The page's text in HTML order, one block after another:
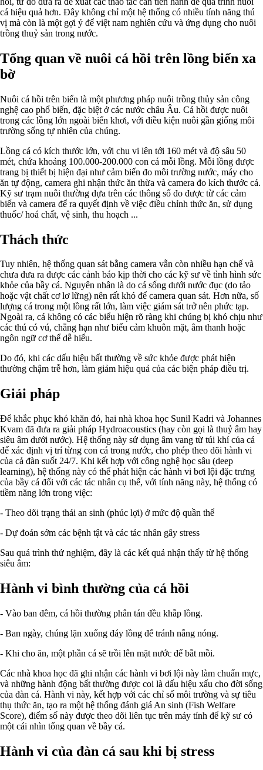
cá hiệu quả hơn. Đây không chỉ một hệ thống có nhiều tính năng thú
vị mà còn là một gợi ý để việt nam nghiên cứu và ứng dụng cho nuôi
trồng thuỷ sản trong nước.
Tổng quan về nuôi cá hồi trên lồng biển xa
bờ
Nuôi cá hồi trên biển là một phương pháp nuôi trồng thủy sản công
nghệ cao phổ biến, đặc biệt ở các nước châu Âu. Cá hồi được nuôi
trong các lồng lớn ngoài biển khơi, với điều kiện nuôi gần giống môi
trường sống tự nhiên của chúng.
Lồng cá có kích thước lớn, với chu vi lên tới 160 mét và độ sâu 50
mét, chứa khoảng 100.000-200.000 con cá mỗi lồng. Mỗi lồng được
trang bị thiết bị hiện đại như cảm biến đo môi trường nước, máy cho
ăn tự động, camera ghi nhận thức ăn thừa và camera đo kích thước cá.
Kỹ sư trạm nuôi thường dựa trên các thông số đo được từ các cảm
biến và camera để ra quyết định về việc điều chỉnh thức ăn, sử dụng
thuốc/ hoá chất, vệ sinh, thu hoạch ...
Thách thức
Tuy nhiên, hệ thống quan sát bằng camera vẫn còn nhiều hạn chế và
chưa đưa ra được các cảnh báo kịp thời cho các kỹ sư về tình hình sức
khỏe của bầy cá. Nguyên nhân là do cá sống dưới nước đục (do tảo
hoặc vật chất cơ lơ lững) nên rất khó để camera quan sát. Hơn nữa, số
lượng cá trong một lồng rất lớn, làm việc giám sát trở nên phức tạp.
Ngoài ra, cá không có các biểu hiện rõ ràng khi chúng bị khó chịu như
các thú có vú, chẳng hạn như biểu cảm khuôn mặt, âm thanh hoặc
ngôn ngữ cơ thể dễ hiểu.
Do đó, khi các dấu hiệu bất thường về sức khỏe được phát hiện
thường chậm trễ hơn, làm giảm hiệu quả của các biện pháp điều trị.
Giải pháp
Để khắc phục khó khăn đó, hai nhà khoa học Sunil Kadri và Johannes
Kvam đã đưa ra giải pháp Hydroacoustics (hay còn gọi là thuỷ âm hay
siêu âm dưới nước). Hệ thống này sử dụng âm vang từ túi khí của cá
để xác định vị trí từng con cá trong nước, cho phép theo dõi hành vi
của cả đàn suốt 24/7. Khi kết hợp với công nghệ học sâu (deep
learning), hệ thống này có thể phát hiện các hành vi bơi lội đặc trưng
của bầy cá đối với các tác nhân cụ thể, với tính năng này, hệ thống có
tiềm năng lớn trong việc:
- Theo dõi trạng thái an sinh (phúc lợi) ở mức độ quần thể
- Dự đoán sớm các bệnh tật và các tác nhân gây stress
Sau quá trình thử nghiệm, đây là các kết quả nhận thấy từ hệ thống
siêu âm:
Hành vi bình thường của cá hồi
- Vào ban đêm, cá hồi thường phân tán đều khắp lồng.
- Ban ngày, chúng lặn xuống đáy lồng để tránh nắng nóng.
- Khi cho ăn, một phần cá sẽ trồi lên mặt nước để bắt mồi.
Các nhà khoa học đã ghi nhận các hành vi bơi lội này làm chuẩn mực,
và những hành động bất thường được coi là dấu hiệu xấu cho đời sống
của đàn cá. Hành vi này, kết hợp với các chỉ số môi trường và sự tiêu
thụ thức ăn, tạo ra một hệ thống đánh giá An sinh (Fish Welfare
Score), điểm số này được theo dõi liên tục trên máy tính để kỹ sư có
một cái nhìn tổng quan về bầy cá.
Hành vi của đàn cá sau khi bị stress